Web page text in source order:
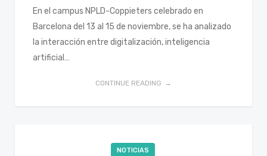
En el campus NPLD-Coppieters celebrado en
Barcelona del 13 al 15 de noviembre, se ha analizado
la interacción entre digitalización, inteligencia
artificial…
CONTINUE READING
NOTICIAS